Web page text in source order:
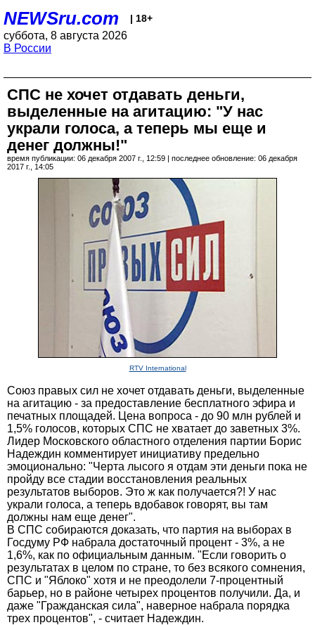
NEWSru.com | 18+
суббота, 8 августа 2026
В России
СПС не хочет отдавать деньги,
выделенные на агитацию: "У нас
украли голоса, а теперь мы еще и
денег должны!"
время публикации: 06 декабря 2007 г., 12:59 | последнее обновление: 06 декабря
2017 г., 14:05
RTV International
Союз правых сил не хочет отдавать деньги, выделенные
на агитацию - за предоставление бесплатного эфира и
печатных площадей. Цена вопроса - до 90 млн рублей и
1,5% голосов, которых СПС не хватает до заветных 3%.
Лидер Московского областного отделения партии Борис
Надеждин комментирует инициативу предельно
эмоционально: "Черта лысого я отдам эти деньги пока не
пройду все стадии восстановления реальных
результатов выборов. Это ж как получается?! У нас
украли голоса, а теперь вдобавок говорят, вы там
должны нам еще денег".
В СПС собираются доказать, что партия на выборах в
Госдуму РФ набрала достаточный процент - 3%, а не
1,6%, как по официальным данным. "Если говорить о
результатах в целом по стране, то без всякого сомнения,
СПС и "Яблоко" хотя и не преодолели 7-процентный
барьер, но в районе четырех процентов получили. Да, и
даже "Гражданская сила", наверное набрала порядка
трех процентов", - считает Надеждин.